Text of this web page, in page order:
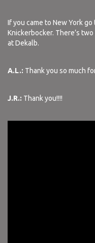
If you came to New York go
Knickerbocker. There’s
at Dekalb.
A.L.: Thank you so much
J.R.: Thank you!!!!